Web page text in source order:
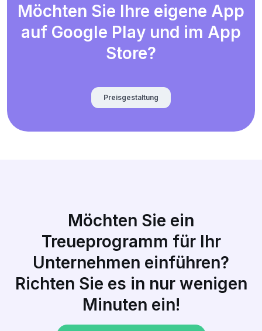
Möchten Sie Ihre eigene App
auf Google Play und im App
Store?
Preisgestaltung
Möchten Sie ein
Treueprogramm für Ihr
Unternehmen einführen?
Richten Sie es in nur wenigen
Minuten ein!